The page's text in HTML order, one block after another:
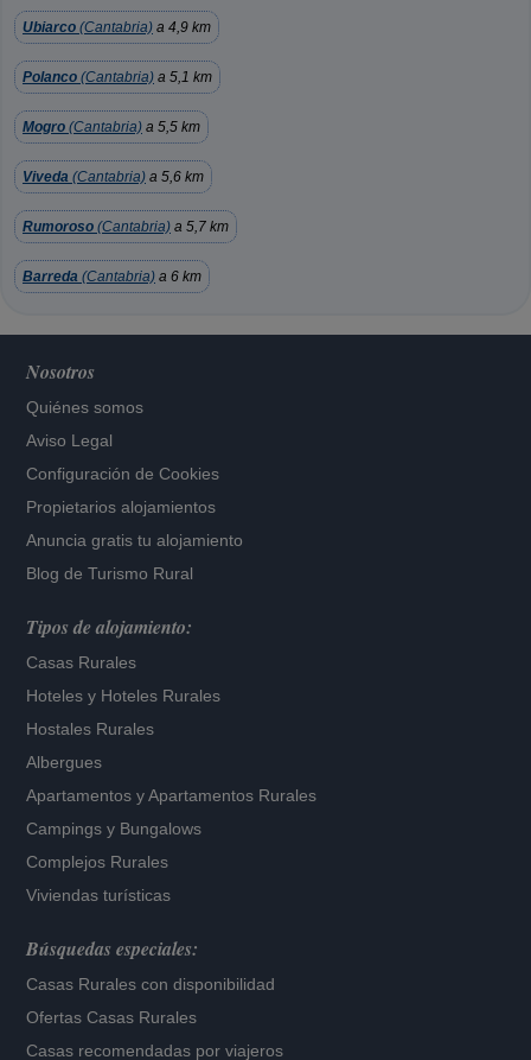
Ubiarco (Cantabria) a 4,9 km
Polanco (Cantabria) a 5,1 km
Mogro (Cantabria) a 5,5 km
Viveda (Cantabria) a 5,6 km
Rumoroso (Cantabria) a 5,7 km
Barreda (Cantabria) a 6 km
Nosotros
Quiénes somos
Aviso Legal
Configuración de Cookies
Propietarios alojamientos
Anuncia gratis tu alojamiento
Blog de Turismo Rural
Tipos de alojamiento:
Casas Rurales
Hoteles y Hoteles Rurales
Hostales Rurales
Albergues
Apartamentos yApartamentos Rurales
Campings y Bungalows
Complejos Rurales
Viviendas turísticas
Búsquedas especiales:
Casas Rurales con disponibilidad
Ofertas Casas Rurales
Casas recomendadas por viajeros